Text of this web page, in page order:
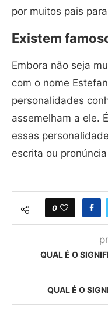
por muitos pais
Existem
Embora não seja
com o nome
personalidades
assemelham a ele.
essas
escrita ou
0
QUAL É O
QUAL É O